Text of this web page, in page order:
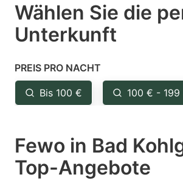
select
a
Press
the
question
key
to
Wählen Sie die
Unterkunft
PREIS PRO NACHT
Bis 100 € 100 € - 199
Fewo in Bad
Top-Angebote